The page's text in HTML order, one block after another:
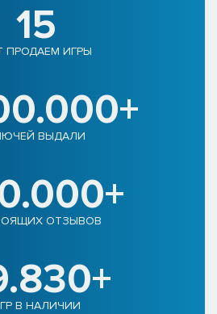
15
ПРОДАЕМ ИГРЫ
ВЫДАЛИ
ОТЗЫВОВ
В НАЛИЧИИ